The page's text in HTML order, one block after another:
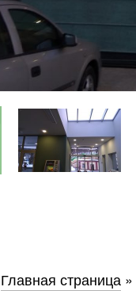
Главная страница »